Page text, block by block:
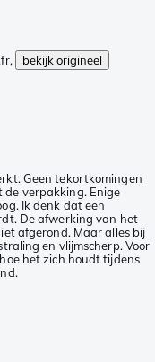
bekijk origineel
Geen tekortkomingen
de verpakking. Enige
Ik denk dat een
De afwerking van het
afgerond. Maar alles bij
en vlijmscherp. Voor
het zich houdt tijdens